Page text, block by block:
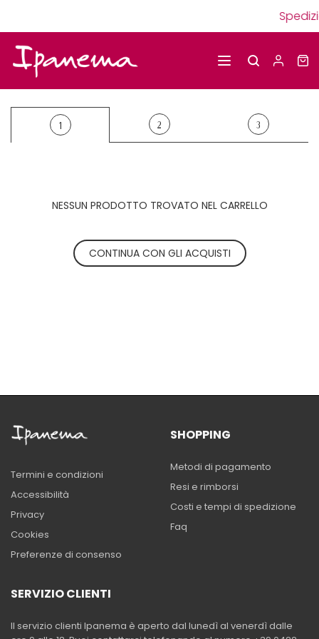
1 2 3
NESSUN PRODOTTO TROVATO NEL CARRELLO
CONTINUA CON GLI ACQUISTI
Termini e condizioni
Accessibilità
Privacy
Cookies
Preferenze di consenso
SHOPPING
Metodi di pagamento
Resi e rimborsi
Costi e tempi di spedizione
Faq
SERVIZIO CLIENTI
Il servizio clienti Ipanema è aperto dal lunedì al venerdì dalle